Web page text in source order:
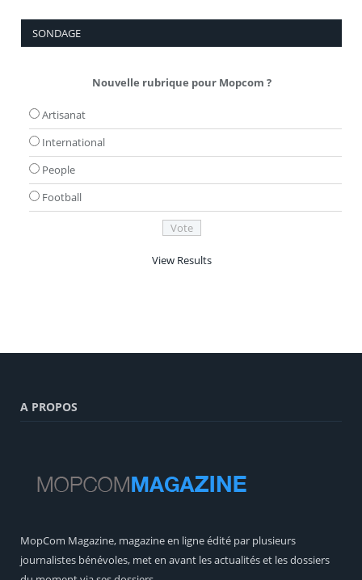
SONDAGE
Nouvelle rubrique pour Mopcom ?
Artisanat
International
People
Football
View Results
A PROPOS
MopCom Magazine, magazine en ligne édité par plusieurs
journalistes bénévoles, met en avant les actualités et les dossiers